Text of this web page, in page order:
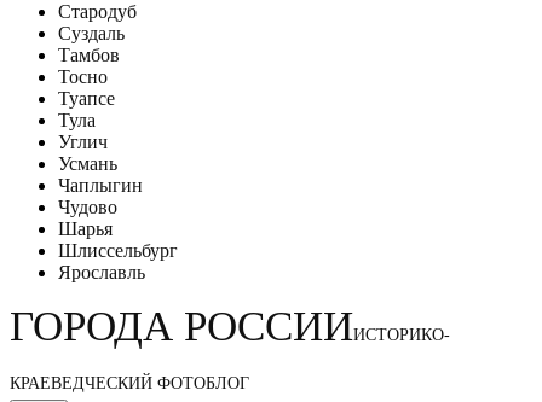
Стародуб
Суздаль
Тамбов
Тосно
Туапсе
Тула
Углич
Усмань
Чаплыгин
Чудово
Шарья
Шлиссельбург
Ярославль
ГОРОДА РОССИИИСТОРИКО-
КРАЕВЕДЧЕСКИЙ ФОТОБЛОГ